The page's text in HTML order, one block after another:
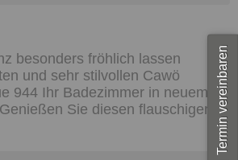
besonders fröhlich lassen
und sehr stilvollen Cawö
944 Ihr Badezimmer in neuem
Sie diesen flauschigen Termin vereinbaren